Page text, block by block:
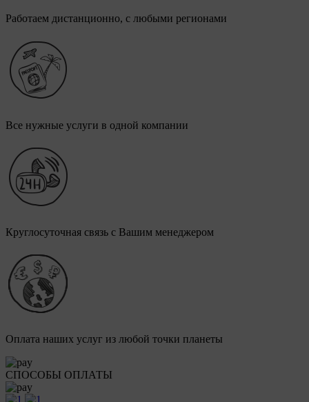
Работаем дистанционно, с любыми регионами
Все нужные услуги в одной компании
Круглосуточная связь с Вашим менеджером
Оплата наших услуг из любой точки планеты
СПОСОБЫ ОПЛАТЫ